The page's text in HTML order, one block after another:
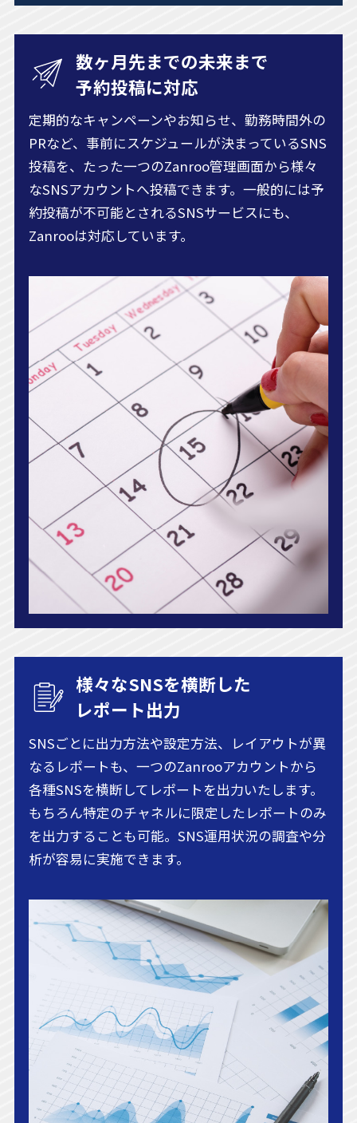
数ヶ月先までの未来まで
予約投稿に対応
定期的なキャンペーンやお知らせ、勤務時間外の
PRなど、事前にスケジュールが決まっているSNS
投稿を、たった一つのZanroo管理画面から様々
なSNSアカウントへ投稿できます。一般的には予
約投稿が不可能とされるSNSサービスにも、
Zanrooは対応しています。
様々なSNSを横断した
レポート出力
SNSごとに出力方法や設定方法、レイアウトが異
なるレポートも、一つのZanrooアカウントから
各種SNSを横断してレポートを出力いたします。
もちろん特定のチャネルに限定したレポートのみ
を出力することも可能。SNS運用状況の調査や分
析が容易に実施できます。